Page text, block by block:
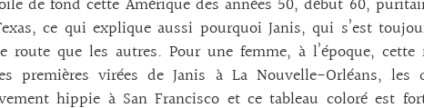
de fond cette Amérique des années 50, début 60,
ce qui explique aussi pourquoi Janis, qui s’est
route que les autres. Pour une femme, à l’époque,
premières virées de Janis à La Nouvelle-Orléans, les
hippie à San Francisco et ce tableau coloré est